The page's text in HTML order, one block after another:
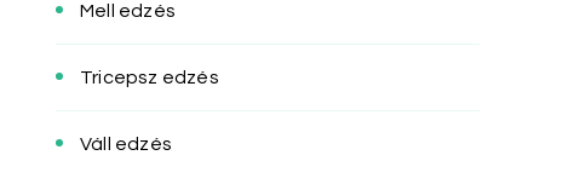
Mell edzés
Tricepsz edzés
Váll edzés